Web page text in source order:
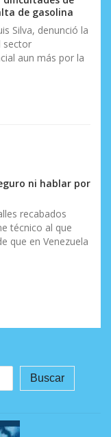
de gasolina
Silva, denunció la
sector
aun más por la
ni hablar por
recabados
técnico al que
que en Venezuela
Buscar